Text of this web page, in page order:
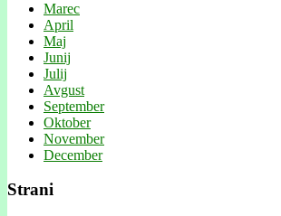
Marec
April
Maj
Junij
Julij
Avgust
September
Oktober
November
December
Strani